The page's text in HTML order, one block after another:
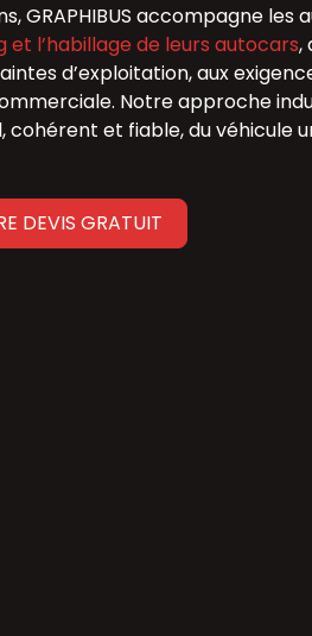
GRAPHIBUS accompagne les
et l’habillage de leurs autocars,
d’exploitation, aux
Notre approche
cohérent et fiable, du véhicule
DEVIS GRATUIT